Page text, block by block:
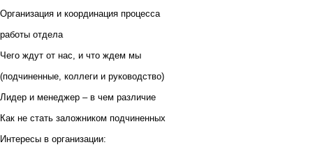
Организация и координация процесса
работы отдела
Чего ждут от нас, и что ждем мы
(подчиненные, коллеги и руководство)
Лидер и менеджер – в чем различие
Как не стать заложником подчиненных
Интересы в организации: